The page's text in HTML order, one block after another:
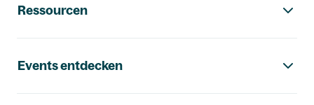
Ressourcen
Events entdecken